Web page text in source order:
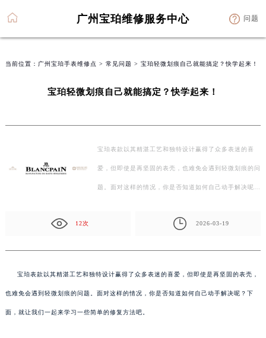
广州宝珀维修服务中心 问题
当前位置： 广州宝珀手表维修点 > 常见问题 > 宝珀轻微划痕自己就能搞定？快学起来！
宝珀轻微划痕自己就能搞定？快学起来！
宝珀表款以其精湛工艺和独特设计赢得了众多表迷的喜
爱，但即使是再坚固的表壳，也难免会遇到轻微划痕的问
题。面对这样的情况，你是否知道如何自己动手解决呢？
12次 2026-03-19
宝珀表款以其精湛工艺和独特设计赢得了众多表迷的喜爱，但即使是再坚固的表壳，
也难免会遇到轻微划痕的问题。面对这样的情况，你是否知道如何自己动手解决呢？下
面，就让我们一起来学习一些简单的修复方法吧。